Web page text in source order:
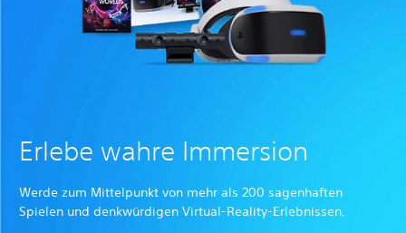
Erlebe wahre Immersion
Werde zum Mittelpunkt von mehr als 200 sagenhaften
Spielen und denkwürdigen Virtual-Reality-Erlebnissen.